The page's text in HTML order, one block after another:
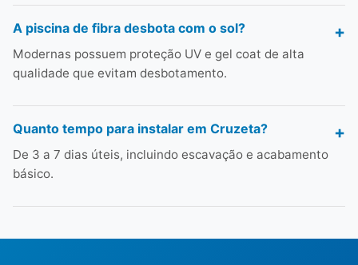
A piscina de fibra desbota com o sol?
Modernas possuem proteção UV e gel coat de alta
qualidade que evitam desbotamento.
Quanto tempo para instalar em Cruzeta?
De 3 a 7 dias úteis, incluindo escavação e acabamento
básico.